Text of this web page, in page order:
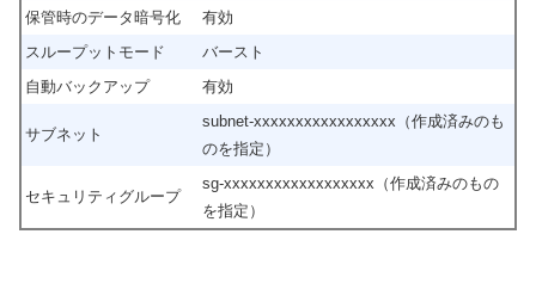
保管時のデータ暗号化
有効
スループットモード
バースト
自動バックアップ
有効
サブネット
subnet-xxxxxxxxxxxxxxxxx（作成済みのも
のを指定）
セキュリティグループ
sg-xxxxxxxxxxxxxxxxxx（作成済みのもの
を指定）